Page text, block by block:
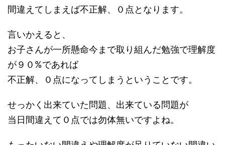
間違えてしまえば不正解、０点となります。
言いかえると、
お子さんが一所懸命今まで取り組んだ勉強で理解度
が９０%であれば
不正解、０点になってしまうということです。
せっかく出来ていた問題、出来ている問題が
当日間違えて０点では勿体無いですよね。